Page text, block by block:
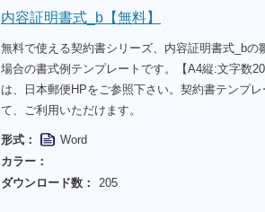
内容証明書式_b【無料】
無料で使える契約書シリーズ、内容証明書式_bの
場合の書式例テンプレートです。【A4縦:文字数
は、日本郵便HPをご参照下さい。契約書テンプ
て、ご利用いただけます。
形式：
Word
カラー：
ダウンロード数：
205